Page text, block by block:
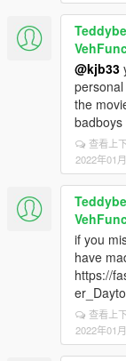
@kjb33
the
查看上
2022年01
if you
have
https://
查看上
2022年01